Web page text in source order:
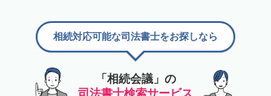
「相続会議」の
司法書士検索サービス
相続対応可能な司法書士をお探しなら